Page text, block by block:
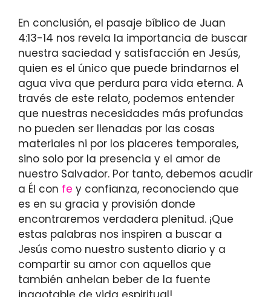
En conclusión, el pasaje bíblico de Juan
4:13-14 nos revela la importancia de buscar
nuestra saciedad y satisfacción en Jesús,
quien es el único que puede brindarnos el
agua viva que perdura para vida eterna. A
través de este relato, podemos entender
que nuestras necesidades más profundas
no pueden ser llenadas por las cosas
materiales ni por los placeres temporales,
sino solo por la presencia y el amor de
nuestro Salvador. Por tanto, debemos acudir
a Él con fe y confianza, reconociendo que
es en su gracia y provisión donde
encontraremos verdadera plenitud. ¡Que
estas palabras nos inspiren a buscar a
Jesús como nuestro sustento diario y a
compartir su amor con aquellos que
también anhelan beber de la fuente